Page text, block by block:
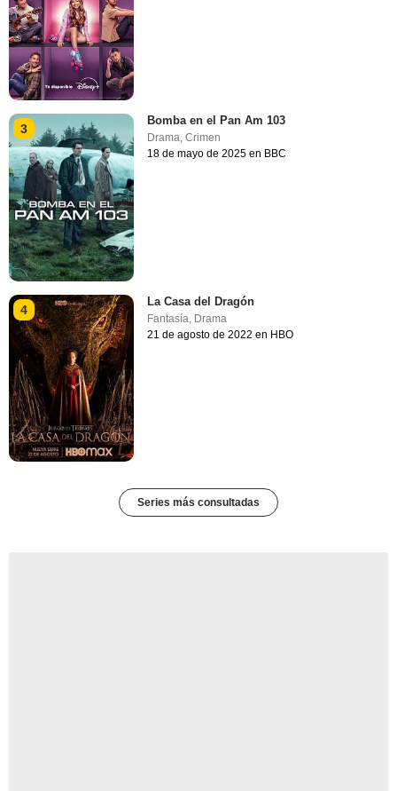
3
Bomba en el Pan Am 103
Drama,Crimen
18 de mayo de 2025 en BBC
4
La Casa del Dragón
Fantasía Drama
21 de agosto de 2022 en HBO
Series más consultadas